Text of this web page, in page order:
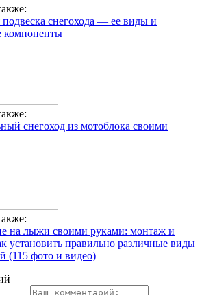
подвеска снегохода — ее виды и
компоненты
снегоход из мотоблока своими
на лыжи своими руками: монтаж и
установить правильно различные виды
(115 фото и видео)